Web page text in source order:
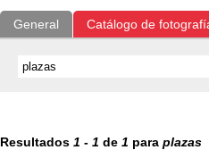
General Catálogo de
Resultados 1 - 1 de 1 para plazas